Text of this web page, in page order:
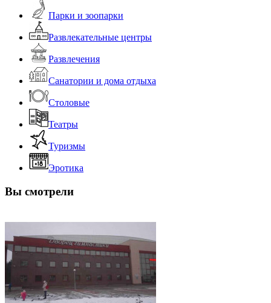
Парки и зоопарки
Развлекательные центры
Развлечения
Санатории и дома отдыха
Столовые
Театры
Туризмы
Эротика
Вы смотрели